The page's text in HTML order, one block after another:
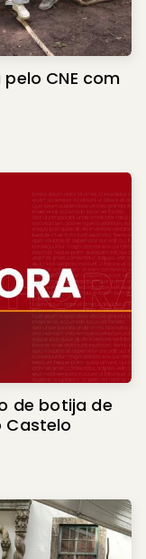
CNE com
de botija de
Castelo